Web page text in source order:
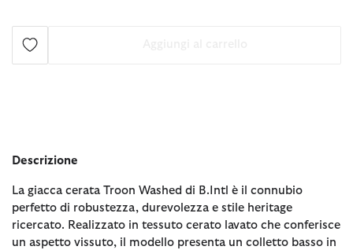
Descrizione
La giacca cerata Troon Washed di B.Intl è il connubio
perfetto di robustezza, durevolezza e stile heritage
ricercato. Realizzato in tessuto cerato lavato che conferisce
un aspetto vissuto, il modello presenta un colletto basso in